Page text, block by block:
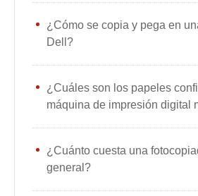
¿Cómo se copia y pega en
Dell?
¿Cuáles son los papeles
máquina de impresión digital
¿Cuánto cuesta una
general?